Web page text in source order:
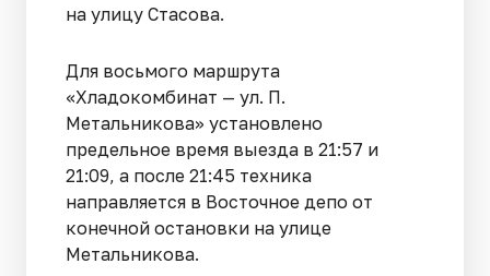
на улицу Стасова.
Для восьмого маршрута
«Хладокомбинат — ул. П.
Метальникова» установлено
предельное время выезда в 21:57 и
21:09, а после 21:45 техника
направляется в Восточное депо от
конечной остановки на улице
Метальникова.